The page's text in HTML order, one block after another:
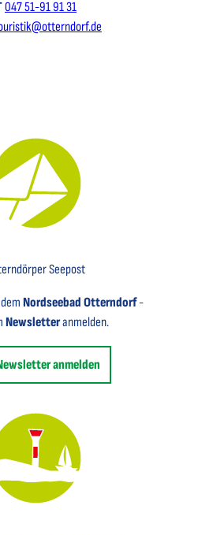
047 51-91 91 31
Seepost
demNordseebad Otterndorf-
Newsletteranmelden.
anmelden